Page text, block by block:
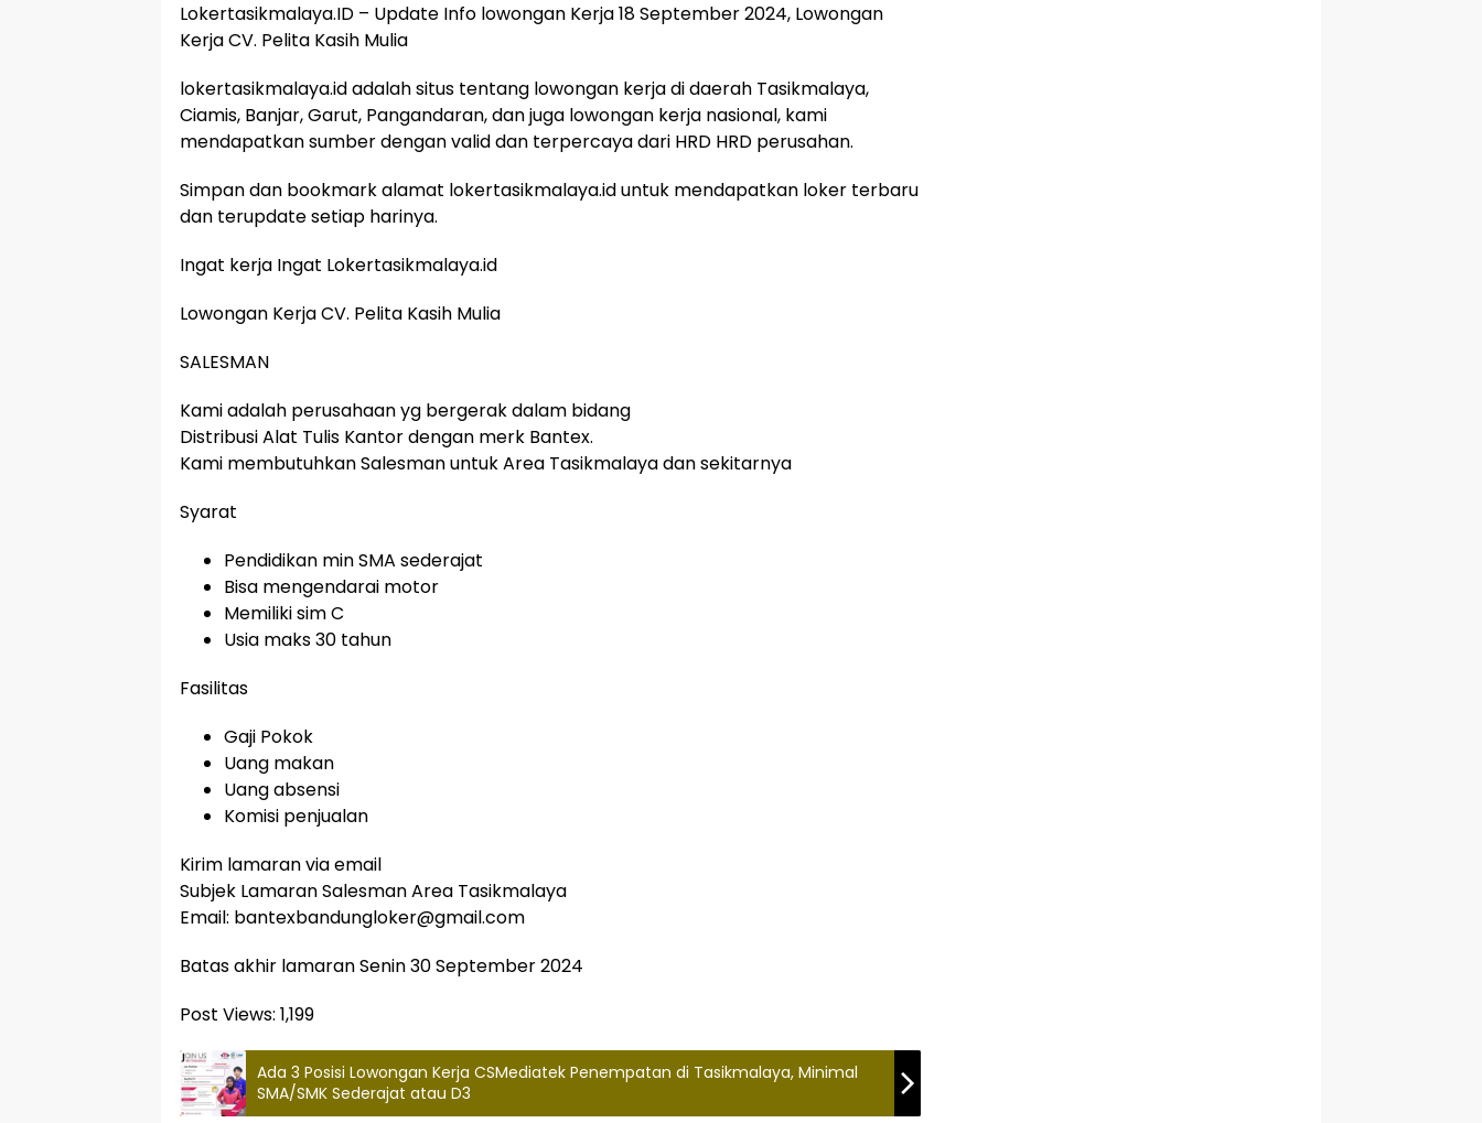
Lokertasikmalaya.ID – Update Info lowongan Kerja 18 September 2024, Lowongan
Kerja CV. Pelita Kasih Mulia
lokertasikmalaya.id adalah situs tentang lowongan kerja di daerah Tasikmalaya,
Ciamis, Banjar, Garut, Pangandaran, dan juga lowongan kerja nasional, kami
mendapatkan sumber dengan valid dan terpercaya dari HRD HRD perusahan.
Simpan dan bookmark alamat lokertasikmalaya.id untuk mendapatkan loker terbaru
dan terupdate setiap harinya.
Ingat kerja Ingat Lokertasikmalaya.id
Lowongan Kerja CV. Pelita Kasih Mulia
SALESMAN
Kami adalah perusahaan yg bergerak dalam bidang
Distribusi Alat Tulis Kantor dengan merk Bantex.
Kami membutuhkan Salesman untuk Area Tasikmalaya dan sekitarnya
Syarat
Pendidikan min SMA sederajat
Bisa mengendarai motor
Memiliki sim C
Usia maks 30 tahun
Fasilitas
Gaji Pokok
Uang makan
Uang absensi
Komisi penjualan
Kirim lamaran via email
Subjek Lamaran Salesman Area Tasikmalaya
Email: bantexbandungloker@gmail.com
Batas akhir lamaran Senin 30 September 2024
Post Views: 1,199
Ada 3 Posisi Lowongan Kerja CSMediatek Penempatan di Tasikmalaya, Minimal
SMA/SMK Sederajat atau D3